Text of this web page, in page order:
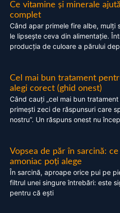
Ce vitamine și minerale
complet
Când apar primele fire albe, mulți
le lipsește ceva din alimentație.
producția de culoare a părului
Cel mai bun tratament
alegi corect (ghid onest)
Când cauți „cel mai bun
primești zeci de răspunsuri care
nostru”. Un răspuns onest nu
Vopsea de păr în sarcină:
amoniac poți alege
În sarcină, aproape orice pui pe
filtrul unei singure întrebări: este
pentru că ești